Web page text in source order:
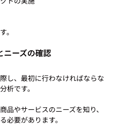
ニーズの確認
し、最初に行わなければならな
析です。
品やサービスのニーズを知り、
必要があります。